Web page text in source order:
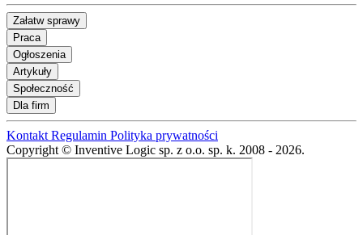
Załatw sprawy
Praca
Ogłoszenia
Artykuły
Społeczność
Dla firm
Kontakt Regulamin Polityka prywatności
Copyright © Inventive Logic sp. z o.o. sp. k. 2008 - 2026.